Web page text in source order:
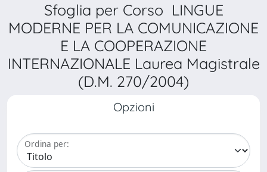
Sfoglia per Corso LINGUE
MODERNE PER LA COMUNICAZIONE
E LA COOPERAZIONE
INTERNAZIONALE Laurea Magistrale
(D.M. 270/2004)
Opzioni
Ordina per: